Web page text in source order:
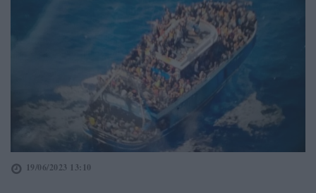
19/06/2023 13:10